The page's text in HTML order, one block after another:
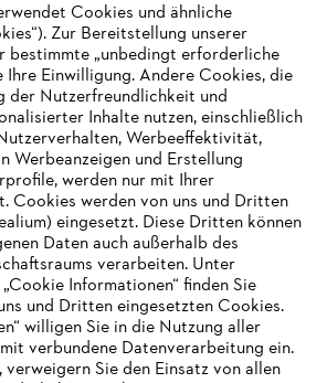
Cookies und ähnliche
Zur Bereitstellung unserer
bestimmte „unbedingt erforderliche
Ihre Einwilligung. Andere Cookies, die
der Nutzerfreundlichkeit und
Inhalte nutzen, einschließlich
Werbeeffektivität,
Werbeanzeigen und Erstellung
werden nur mit Ihrer
Cookies werden von uns und Dritten
eingesetzt. Diese Dritten können
Daten auch außerhalb des
verarbeiten. Unter
Informationen“ finden Sie
und Dritten eingesetzten Cookies.
willigen Sie in die Nutzung aller
verbundene Datenverarbeitung ein.
verweigern Sie den Einsatz von allen